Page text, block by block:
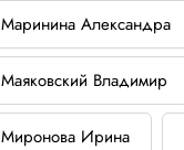
Маринина Александра
Маяковский Владимир
Миронова Ирина